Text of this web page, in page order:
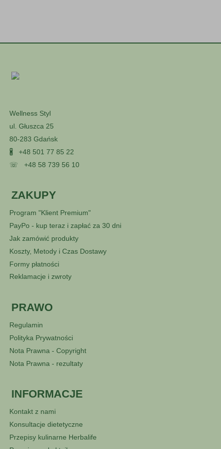
Wellness Styl
ul. Głuszca 25
80-283 Gdańsk
🖁 +48 501 77 85 22
☏ +48 58 739 56 10
ZAKUPY
Program "Klient Premium"
PayPo - kup teraz i zapłać za 30 dni
Jak zamówić produkty
Koszty, Metody i Czas Dostawy
Formy płatności
Reklamacje i zwroty
PRAWO
Regulamin
Polityka Prywatności
Nota Prawna - Copyright
Nota Prawna - rezultaty
INFORMACJE
Kontakt z nami
Konsultacje dietetyczne
Przepisy kulinarne Herbalife